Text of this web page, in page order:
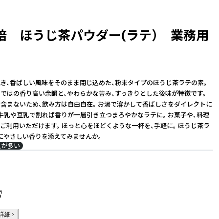
ほうじ茶パウダー(ラテ） 業務用
、香ばしい風味をそのまま閉じ込めた、粉末タイプのほうじ茶ラテの素。
はの香り高い余韻と、やわらかな苦み、すっきりとした後味が特徴です。
まないため、飲み方は自由自在。 お湯で溶かして香ばしさをダイレクトに
乳や豆乳で割れば香りが一層引き立つまろやかなラテに。 お菓子や、料理
利用いただけます。 ほっと心をほどくような一杯を、手軽に。 ほうじ茶ラ
やさしい香りを添えてみませんか。
多い
細